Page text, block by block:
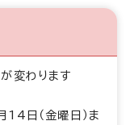
変わります
日（金曜日）ま